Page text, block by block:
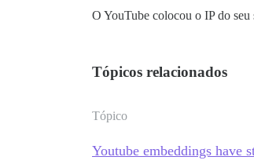
O YouTube colocou o IP do
Tópicos relacionados
Tópico
Youtube embeddings have